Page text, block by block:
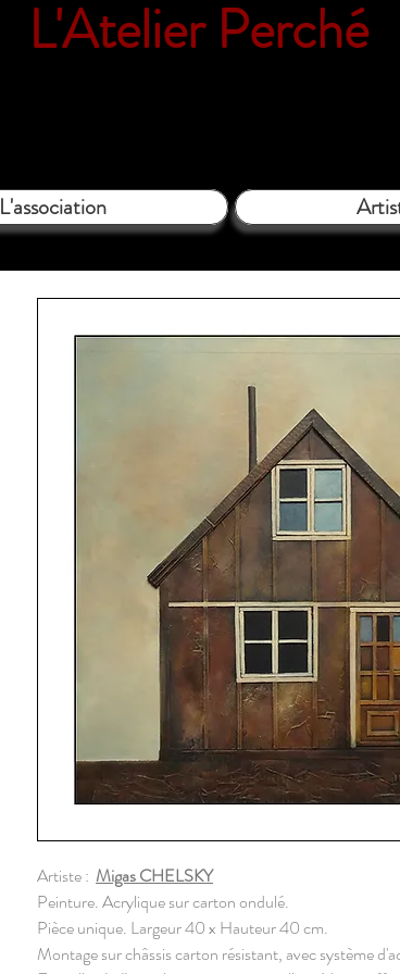
L'Atelier Perché
L'association
Artiste : Migas CHELSKY
Peinture. Acrylique sur carton ondulé.
Pièce unique. Largeur 40 x Hauteur 40 cm.
Montage sur châssis carton résistant, avec système